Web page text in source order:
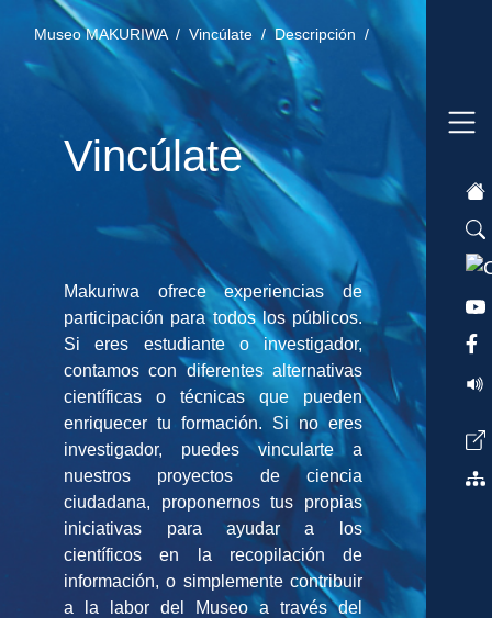
Museo MAKURIWA /Vincúlate /Descripción /
Vincúlate
Makuriwa ofrece experiencias de
participación para todos los públicos.
Si eres estudiante o investigador,
contamos con diferentes alternativas
científicas o técnicas que pueden
enriquecer tu formación. Si no eres
investigador, puedes vincularte a
nuestros proyectos de ciencia
ciudadana, proponernos tus propias
iniciativas para ayudar a los
científicos en la recopilación de
información, o simplemente contribuir
a la labor del Museo a través del